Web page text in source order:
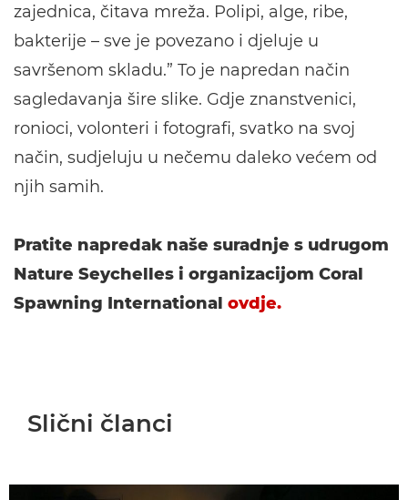
zajednica, čitava mreža. Polipi, alge, ribe,
bakterije – sve je povezano i djeluje u
savršenom skladu.” To je napredan način
sagledavanja šire slike. Gdje znanstvenici,
ronioci, volonteri i fotografi, svatko na svoj
način, sudjeluju u nečemu daleko većem od
njih samih.
Pratite napredak naše suradnje s udrugom
Nature Seychelles i organizacijom Coral
Spawning International ovdje.
Slični članci